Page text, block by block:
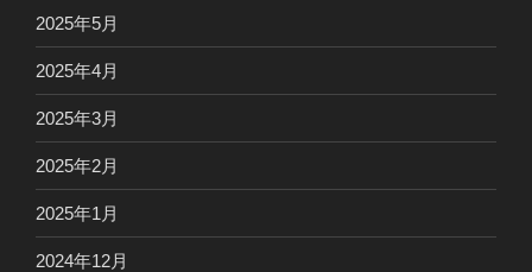
2025年5月
2025年4月
2025年3月
2025年2月
2025年1月
2024年12月